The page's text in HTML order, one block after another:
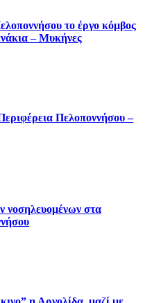
το έργο κόμβος
– Μυκήνες
Πελοποννήσου –
νοσηλευομένων στα